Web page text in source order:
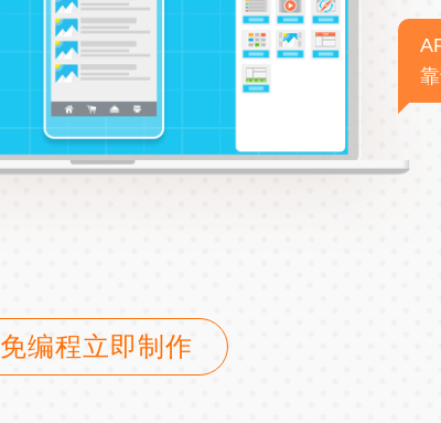
免编程立即制作